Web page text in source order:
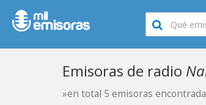
Emisoras de radio
»en total 5 emisoras